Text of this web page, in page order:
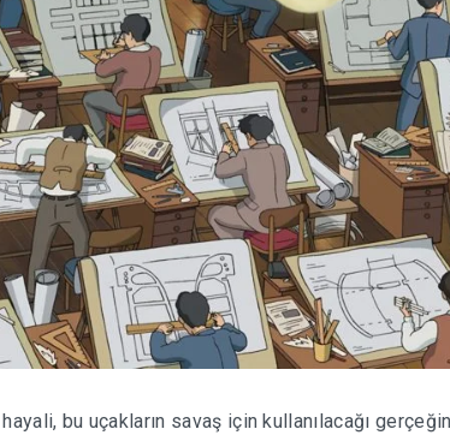
bu uçakların savaş için kullanılacağı